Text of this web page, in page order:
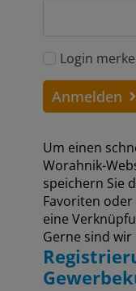
Login
Anmelden
Um einen
Worahnik-
speichern Sie
Favoriten oder
eine
Gerne sind